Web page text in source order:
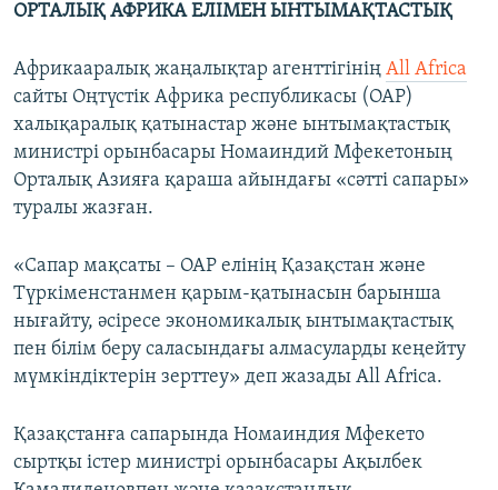
ОРТАЛЫҚ АФРИКА ЕЛІМЕН ЫНТЫМАҚТАСТЫҚ
Африкааралық жаңалықтар агенттігінің All Africa
сайты Оңтүстік Африка республикасы (ОАР)
халықаралық қатынастар және ынтымақтастық
министрі орынбасары Номаиндий Мфекетоның
Орталық Азияға қараша айындағы «сәтті сапары»
туралы жазған.
«Сапар мақсаты – ОАР елінің Қазақстан және
Түркіменстанмен қарым-қатынасын барынша
нығайту, әсіресе экономикалық ынтымақтастық
пен білім беру саласындағы алмасуларды кеңейту
мүмкіндіктерін зерттеу» деп жазады All Africa.
Қазақстанға сапарында Номаиндия Мфекето
сыртқы істер министрі орынбасары Ақылбек